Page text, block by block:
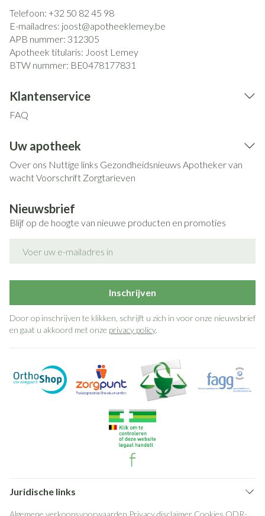
Telefoon: +32 50 82 45 98
E-mailadres: joost@apotheeklemey.be
APB nummer: 312305
Apotheek titularis: Joost Lemey
BTW nummer: BE0478177831
Klantenservice
FAQ
Uw apotheek
Over ons Nuttige links Gezondheidsnieuws Apotheker van
wachtVoorschrift Zorgtarieven
Nieuwsbrief
Blijf op de hoogte van nieuwe producten en promoties
Inschrijven
Door op inschrijven te klikken, schrijft u zich in voor onze nieuwsbrief
en gaat u akkoord met onze privacy policy.
Juridische links
Algemene verkoopsvoorwaarden Privacy disclaimer Cookies ODR-